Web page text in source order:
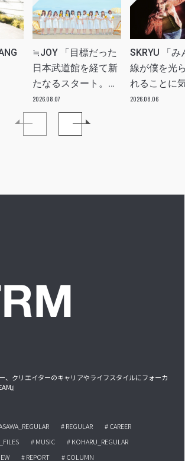
の
はラ
≒JOY 「目標だった
日本武道館を経て新
たなるスタート。
≒JOYにしかない魅
力を磨いていきた
2026.08.07
SKRYU 「み
線が僕を光
れることに
た」
2026.08.06
、クリエイターのキャリアやライフスタイルにフォーカ
』
# REGULAR
# CAREER
# MUSIC
# KOHARU_REGULAR
# REPORT # COLUMN